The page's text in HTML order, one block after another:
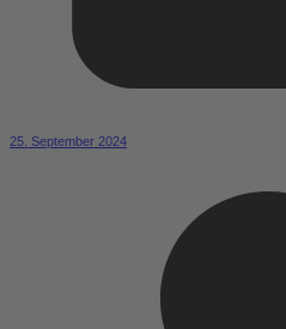
25. September 2024